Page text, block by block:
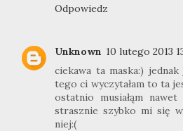
Odpowiedz
Unknown 10 lutego 2013
ciekawa ta maska:) jednak
tego ci wyczytałam to ta
ostatnio musiałąm
strasznie szybko mi się
niej:(